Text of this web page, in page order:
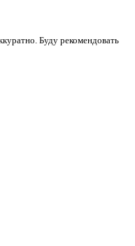
Буду рекомендовать